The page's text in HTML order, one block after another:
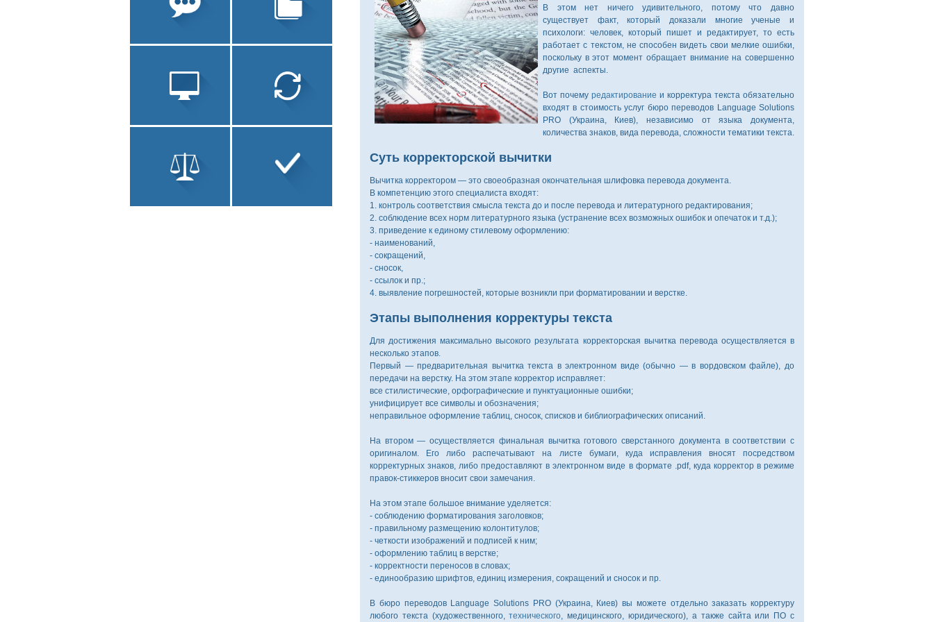
В этом нет ничего удивительного, потому что давно
существует факт, который доказали многие ученые и
психологи: человек, который пишет и редактирует, то есть
работает с текстом, не способен видеть свои мелкие ошибки,
поскольку в этот момент обращает внимание на совершенно
другие аспекты.
Вот почему редактирование и корректура текста обязательно
входят в стоимость услуг бюро переводов Language Solutions
PRO (Украина, Киев), независимо от языка документа,
количества знаков, вида перевода, сложности тематики текста.
Суть корректорской вычитки
Вычитка корректором — это своеобразная окончательная шлифовка перевода документа.
В компетенцию этого специалиста входят:
1. контроль соответствия смысла текста до и после перевода и литературного редактирования;
2. соблюдение всех норм литературного языка (устранение всех возможных ошибок и опечаток и т.д.);
3. приведение к единому стилевому оформлению:
- наименований,
- сокращений,
- сносок,
- ссылок и пр.;
4. выявление погрешностей, которые возникли при форматировании и верстке.
Этапы выполнения корректуры текста
Для достижения максимально высокого результата корректорская вычитка перевода осуществляется в
несколько этапов.
Первый — предварительная вычитка текста в электронном виде (обычно — в вордовском файле), до
передачи на верстку. На этом этапе корректор исправляет:
все стилистические, орфографические и пунктуационные ошибки;
унифицирует все символы и обозначения;
неправильное оформление таблиц, сносок, списков и библиографических описаний.
На втором — осуществляется финальная вычитка готового сверстанного документа в соответствии с
оригиналом. Его либо распечатывают на листе бумаги, куда исправления вносят посредством
корректурных знаков, либо предоставляют в электронном виде в формате .pdf, куда корректор в режиме
правок-стиккеров вносит свои замечания.
На этом этапе большое внимание уделяется:
- соблюдению форматирования заголовков;
- правильному размещению колонтитулов;
- четкости изображений и подписей к ним;
- оформлению таблиц в верстке;
- корректности переносов в словах;
- единообразию шрифтов, единиц измерения, сокращений и сносок и пр.
В бюро переводов Language Solutions PRO (Украина, Киев) вы можете отдельно заказать корректуру
любого текста (художественного,технического, медицинского, юридического), а также сайта или ПО с